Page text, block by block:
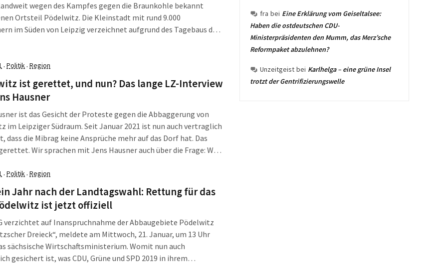
wegen des Kampfes gegen die Braunkohle bekannt
Ortsteil Pödelwitz. Die Kleinstadt mit rund 9.000
im Süden von Leipzig verzeichnet aufgrund des Tagebaus der
und Arbeitgeber der Region. Andererseits aber auch
für eine weitgehende Devastierung der unmittelbaren
durch den Braunkohletagebau.
· Politik· Region
ist gerettet, und nun? Das lange LZ-Interview
Hausner
ist das Gesicht der Proteste gegen die Abbaggerung von
im Leipziger Südraum. Seit Januar 2021 ist nun auch vertraglich
dass die Mibrag keine Ansprüche mehr auf das Dorf hat. Das
Hausner auch über die Frage: Wie
· Politik· Region
Jahr nach der Landtagswahl: Rettung für das
ist jetzt offiziell
verzichtet auf Inanspruchnahme der Abbaugebiete Pödelwitz
Dreieck“, meldete am Mittwoch, 21. Januar, um 13 Uhr
sächsische Wirtschaftsministerium. Womit nun auch
gesichert ist, was CDU, Grüne und SPD 2019 in ihrem
fra bei Eine Erklärung vom Geiseltalsee:
Haben die ostdeutschen CDU-
Ministerpräsidenten den Mumm, das Merz’sche
Reformpaket abzulehnen?
Unzeitgeist bei Karlhelga – eine grüne Insel
trotzt der Gentrifizierungswelle